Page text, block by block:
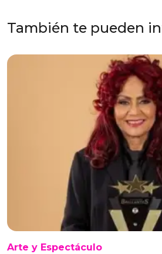
También te pueden
Arte y Espectáculo